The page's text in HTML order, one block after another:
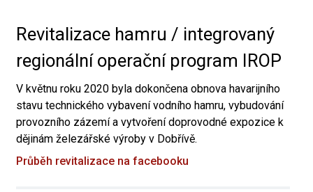
Revitalizace hamru / integrovaný
regionální operační program IROP
V květnu roku 2020 byla dokončena obnova havarijního
stavu technického vybavení vodního hamru, vybudování
provozního zázemí a vytvoření doprovodné expozice k
dějinám železářské výroby v Dobřívě.
Průběh revitalizace na facebooku